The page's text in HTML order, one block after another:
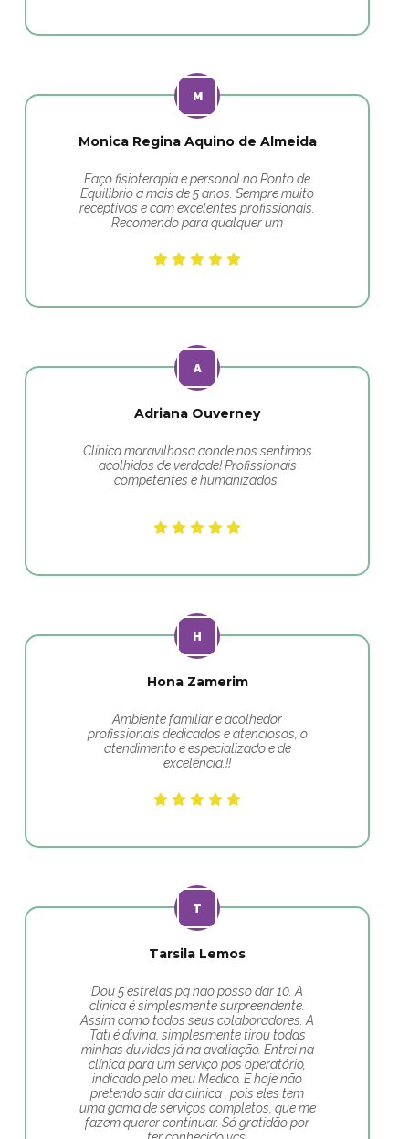
Monica Regina Aquino de Almeida
Faço fisioterapia e personal no Ponto de
Equilibrio a mais de 5 anos. Sempre muito
receptivos e com excelentes profissionais.
Recomendo para qualquer um
Adriana Ouverney
Clínica maravilhosa aonde nos sentimos
acolhidos de verdade! Profissionais
competentes e humanizados.
Hona Zamerim
Ambiente familiar e acolhedor
profissionais dedicados e atenciosos, o
atendimento é especializado e de
excelência.!!
Tarsila Lemos
Dou 5 estrelas pq nao posso dar 10. A
clinica é simplesmente surpreendente.
Assim como todos seus colaboradores. A
Tati é divina, simplesmente tirou todas
minhas duvidas já na avaliação. Entrei na
clínica para um serviço pos operatório,
indicado pelo meu Medico. E hoje não
pretendo sair da clinica , pois eles tem
uma gama de serviços completos, que me
fazem querer continuar. Só gratidão por